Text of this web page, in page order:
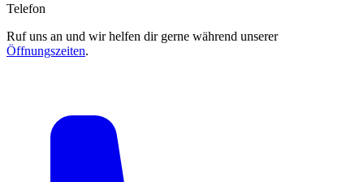
Telefon
Ruf uns an und wir helfen dir gerne während unserer
Öffnungszeiten.